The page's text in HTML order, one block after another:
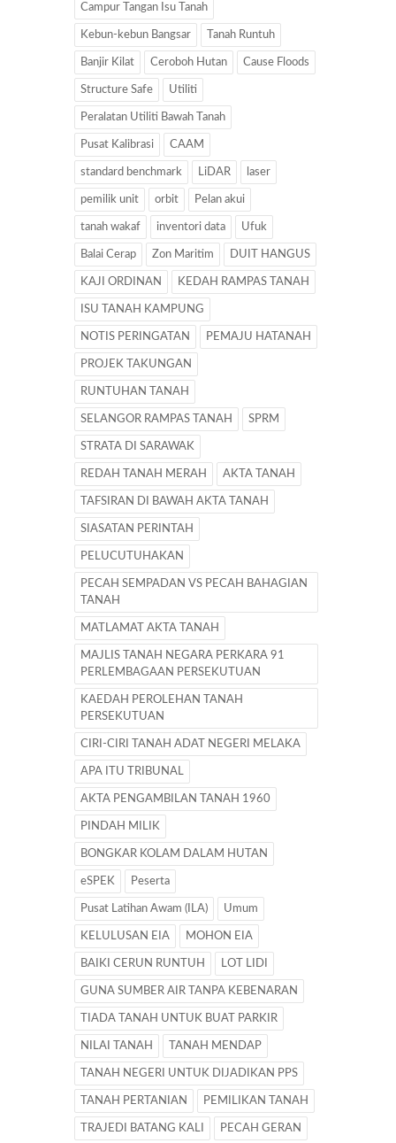
Campur Tangan Isu Tanah
Kebun-kebun Bangsar Tanah Runtuh
Banjir Kilat Ceroboh Hutan Cause Floods
Structure Safe Utiliti
Peralatan Utiliti Bawah Tanah
Pusat Kalibrasi CAAM
standard benchmark LiDAR laser
pemilik unit orbit Pelan akui
tanah wakaf inventori data Ufuk
Balai Cerap Zon Maritim DUIT HANGUS
KAJI ORDINAN KEDAH RAMPAS TANAH
ISU TANAH KAMPUNG
NOTIS PERINGATAN PEMAJU HATANAH
PROJEK TAKUNGAN
RUNTUHAN TANAH
SELANGOR RAMPAS TANAH SPRM
STRATA DI SARAWAK
REDAH TANAH MERAH AKTA TANAH
TAFSIRAN DI BAWAH AKTA TANAH
SIASATAN PERINTAH
PELUCUTUHAKAN
PECAH SEMPADAN VS PECAH BAHAGIAN
TANAH
MATLAMAT AKTA TANAH
MAJLIS TANAH NEGARA PERKARA 91
PERLEMBAGAAN PERSEKUTUAN
KAEDAH PEROLEHAN TANAH
PERSEKUTUAN
CIRI-CIRI TANAH ADAT NEGERI MELAKA
APA ITU TRIBUNAL
AKTA PENGAMBILAN TANAH 1960
PINDAH MILIK
BONGKAR KOLAM DALAM HUTAN
eSPEK Peserta
Pusat Latihan Awam (ILA) Umum
KELULUSAN EIA MOHON EIA
BAIKI CERUN RUNTUH LOT LIDI
GUNA SUMBER AIR TANPA KEBENARAN
TIADA TANAH UNTUK BUAT PARKIR
NILAI TANAH TANAH MENDAP
TANAH NEGERI UNTUK DIJADIKAN PPS
TANAH PERTANIAN PEMILIKAN TANAH
TRAJEDI BATANG KALI PECAH GERAN